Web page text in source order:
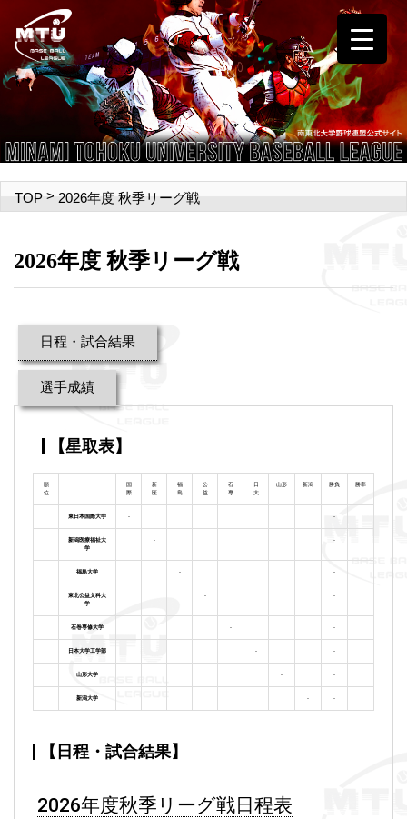
TOP > 2026年度 秋季リーグ戦
2026年度 秋季リーグ戦
日程・試合結果
選手成績
【星取表】
順
位
国
際
新
医
福
島
公
益
石
専
日
大
山形 新潟 勝負 勝率
東日本国際大学 - -
新潟医療福祉大
学
- -
福島大学 - -
東北公益文科大
学
- -
石巻専修大学 - -
日本大学工学部 - -
山形大学 - -
新潟大学 - -
【日程・試合結果】
2026年度秋季リーグ戦日程表